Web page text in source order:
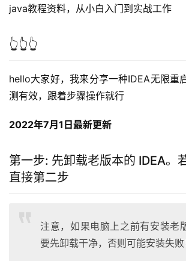
java教程资料，从小白入门到实战工作
👆👆👆
hello大家好，我来分享一种IDEA无限重
测有效，跟着步骤操作就行
2022年7月1日最新更新
第一步: 先卸载老版本的 IDEA。
直接第二步
注意，如果电脑上之前有安装老
要先卸载干净，否则可能安装失败